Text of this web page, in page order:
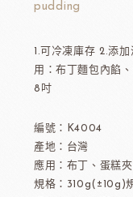
pudding
1.可冷凍庫存 2.添
用：布丁麵包內餡
8吋
編號：K4004
產地：台灣
應用：布丁、蛋糕
規格：310g(±10g)